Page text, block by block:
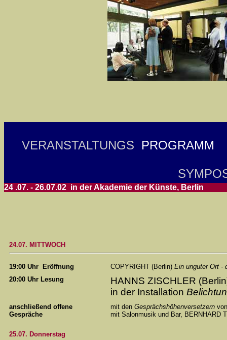
VERANSTALTUNGS PROGRAMM
24 .07. - 26.07.02 in der Akademie der Künste, Berlin
24.07. MITTWOCH
19:00 Uhr Eröffnung COPYRIGHT (Berlin) Ein unguter Ort -
20:00 Uhr Lesung
HANNS ZISCHLER
in der Installation
anschließend offene
Gespräche
mit den Gesprächshöhenversetzern
mit Salonmusik und Bar, BERNHARD
25.07. Donnerstag